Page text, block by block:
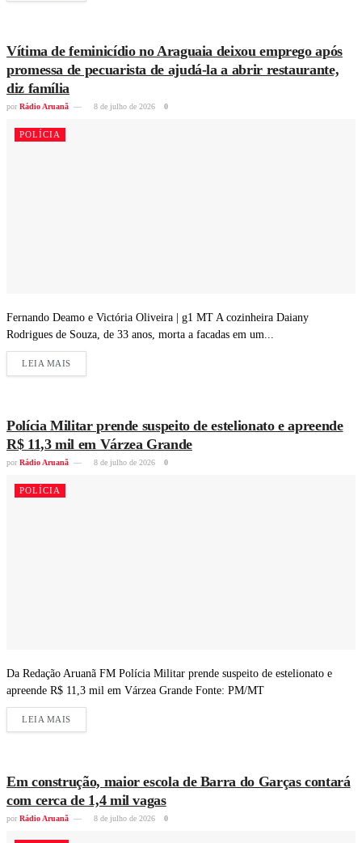
Vítima de feminicídio no Araguaia deixou emprego após
promessa de pecuarista de ajudá-la a abrir restaurante,
diz família
por Rádio Aruanã 8 de julho de 2026 0
POLÍCIA
Fernando Deamo e Victória Oliveira | g1 MT A cozinheira Daiany
Rodrigues de Souza, de 33 anos, morta a facadas em um...
LEIA MAIS
Polícia Militar prende suspeito de estelionato e apreende
R$ 11,3 mil em Várzea Grande
por Rádio Aruanã 8 de julho de 2026 0
POLÍCIA
Da Redação Aruanã FM Polícia Militar prende suspeito de estelionato e
apreende R$ 11,3 mil em Várzea Grande Fonte: PM/MT
LEIA MAIS
Em construção, maior escola de Barra do Garças contará
com cerca de 1,4 mil vagas
por Rádio Aruanã 8 de julho de 2026 0